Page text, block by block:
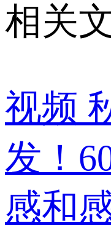
相关
视频
发！
感和